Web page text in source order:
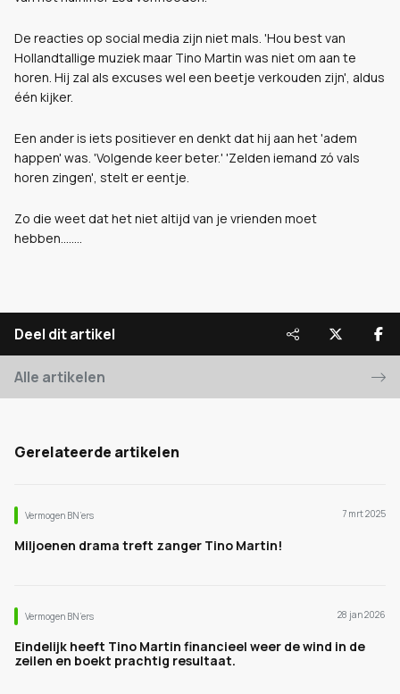
De reacties op social media zijn niet mals. 'Hou best van
Hollandtallige muziek maar Tino Martin was niet om aan te
horen. Hij zal als excuses wel een beetje verkouden zijn', aldus
één kijker.
Een ander is iets positiever en denkt dat hij aan het 'adem
happen' was. 'Volgende keer beter.' 'Zelden iemand zó vals
horen zingen', stelt er eentje.
Zo die weet dat het niet altijd van je vrienden moet
hebben........
Deel dit artikel
Alle artikelen
Gerelateerde artikelen
Vermogen BN’ers 7 mrt 2025
Miljoenen drama treft zanger Tino Martin!
Vermogen BN’ers 28 jan 2026
Eindelijk heeft Tino Martin financieel weer de wind in de
zeilen en boekt prachtig resultaat.